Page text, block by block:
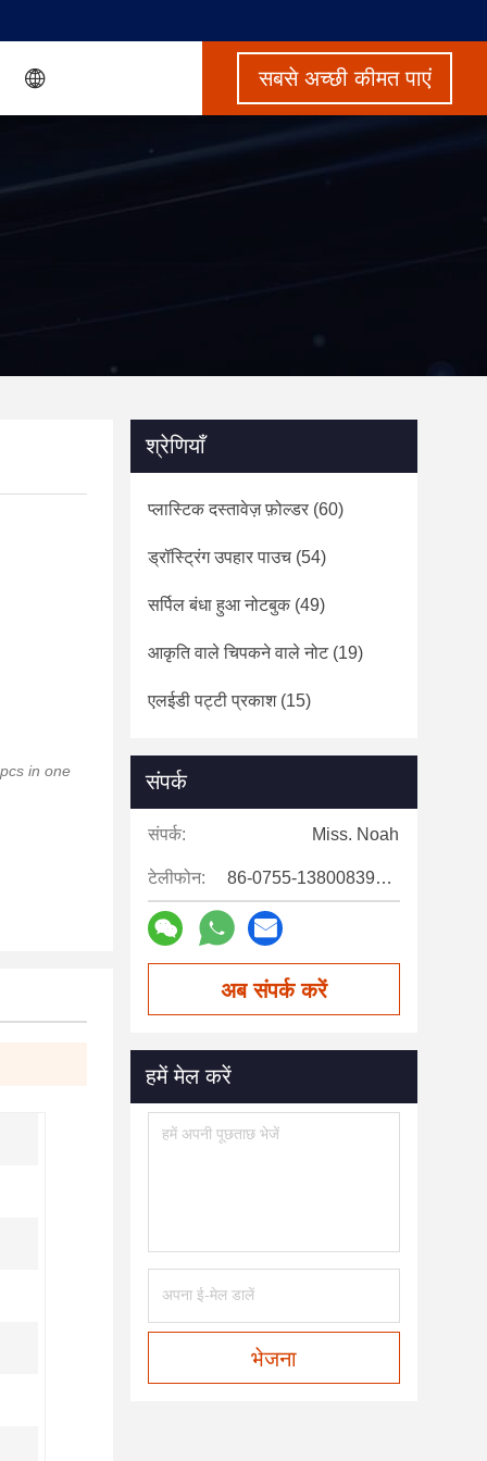
सबसे अच्छी कीमत पाएं
in one
श्रेणियाँ
प्लास्टिक दस्तावेज़ फ़ोल्डर (60)
ड्रॉस्ट्रिंग उपहार पाउच (54)
सर्पिल बंधा हुआ नोटबुक (49)
आकृति वाले चिपकने वाले नोट(19)
एलईडी पट्टी प्रकाश(15)
संपर्क
संपर्क: Miss. Noah
टेलीफोन: 86-0755-13800839500
अब संपर्क करें
हमें मेल करें
भेजना